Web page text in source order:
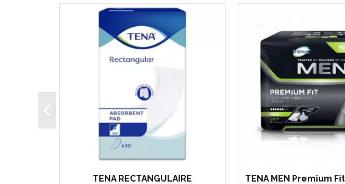
TENA RECTANGULAIRE
TENA MEN Premium